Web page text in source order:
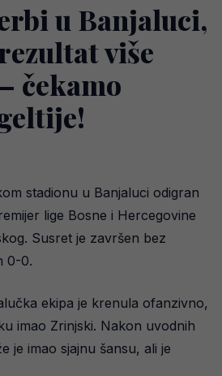
u Banjaluci,
više
čekamo
stadionu u Banjaluci odigran
lige Bosne i Hercegovine
Susret je završen bez
0-0.
ekipa je krenula ofanzivno,
imao Zrinjski. Nakon uvodnih
je imao sjajnu šansu, ali je